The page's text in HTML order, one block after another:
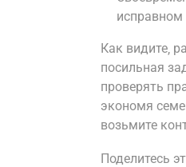
исправном
Как видите‚
посильная
проверять
экономя
возьмите
Поделитесь